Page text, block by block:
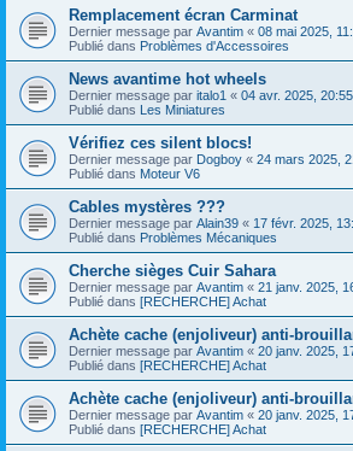
Remplacement écran Carminat
Dernier message par Avantim « 08 mai 2025,
Publié dans Problèmes d'Accessoires
News avantime hot wheels
Dernier message par italo1 « 04 avr. 2025, 20:55
Publié dans Les Miniatures
Vérifiez ces silent blocs!
Dernier message par Dogboy « 24 mars 2025,
Publié dans Moteur V6
Cables mystères ???
Dernier message par Alain39 « 17 févr. 2025,
Publié dans Problèmes Mécaniques
Cherche sièges Cuir Sahara
Dernier message par Avantim « 21 janv. 2025,
Publié dans [RECHERCHE] Achat
Achète cache (enjoliveur) anti-
Dernier message par Avantim « 20 janv. 2025,
Publié dans [RECHERCHE] Achat
Achète cache (enjoliveur) anti-
Dernier message par Avantim « 20 janv. 2025,
Publié dans [RECHERCHE] Achat